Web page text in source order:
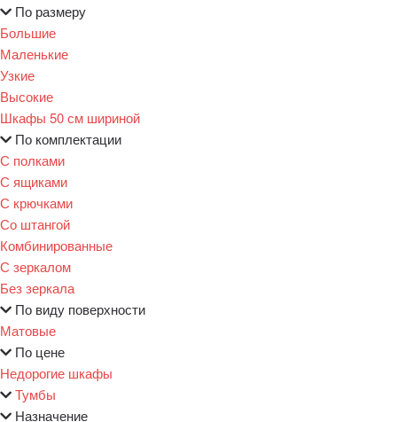
По размеру
Большие
Маленькие
Узкие
Высокие
Шкафы 50 см шириной
По комплектации
С полками
С ящиками
С крючками
Со штангой
Комбинированные
С зеркалом
Без зеркала
По виду поверхности
Матовые
По цене
Недорогие шкафы
Тумбы
Назначение